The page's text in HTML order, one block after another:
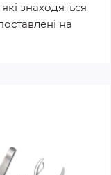
знаходяться
на